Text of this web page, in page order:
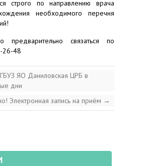
строго по направлению врача
необходимого перечня
предварительно связаться по
26-48
ЯО Даниловская ЦРБ в
дни
Электронная запись на приём →